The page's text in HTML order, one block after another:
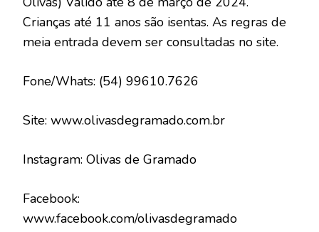
Crianças até 11 anos são isentas. As regras de
meia entrada devem ser consultadas no site.
Fone/Whats: (54) 99610.7626
Site: www.olivasdegramado.com.br
Instagram: Olivas de Gramado
Facebook:
www.facebook.com/olivasdegramado